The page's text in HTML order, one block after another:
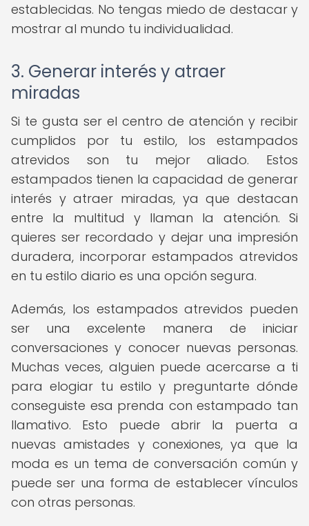
establecidas. No tengas miedo de destacar y
mostrar al mundo tu individualidad.
3. Generar interés y atraer
miradas
Si te gusta ser el centro de atención y recibir
cumplidos por tu estilo, los estampados
atrevidos son tu mejor aliado. Estos
estampados tienen la capacidad de generar
interés y atraer miradas, ya que destacan
entre la multitud y llaman la atención. Si
quieres ser recordado y dejar una impresión
duradera, incorporar estampados atrevidos
en tu estilo diario es una opción segura.
Además, los estampados atrevidos pueden
ser una excelente manera de iniciar
conversaciones y conocer nuevas personas.
Muchas veces, alguien puede acercarse a ti
para elogiar tu estilo y preguntarte dónde
conseguiste esa prenda con estampado tan
llamativo. Esto puede abrir la puerta a
nuevas amistades y conexiones, ya que la
moda es un tema de conversación común y
puede ser una forma de establecer vínculos
con otras personas.